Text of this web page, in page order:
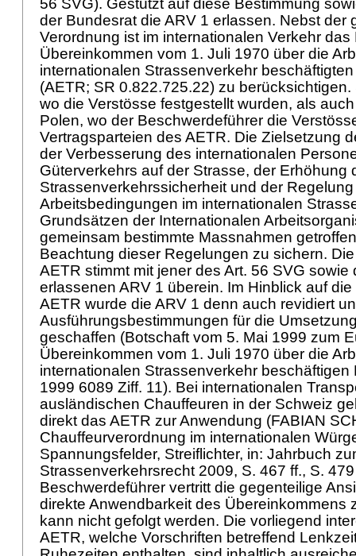
56 SVG). Gestützt auf diese Bestimmung
der Bundesrat die ARV 1 erlassen. Nebst der
Verordnung ist im internationalen Verkehr
Übereinkommen vom 1. Juli 1970 über die
internationalen Strassenverkehr
(AETR; SR 0.822.725.22) zu
wo die Verstösse festgestellt wurden, als
Polen, wo der Beschwerdeführer die
Vertragsparteien des AETR. Die Zielsetzung
der Verbesserung des internationalen
Güterverkehrs auf der Strasse, der Erhöhung
Strassenverkehrssicherheit und der
Arbeitsbedingungen im internationalen
Grundsätzen der Internationalen
gemeinsam bestimmte Massnahmen
Beachtung dieser Regelungen zu sichern.
AETR stimmt mit jener des Art. 56 SVG sowie
erlassenen ARV 1 überein. Im Hinblick auf
AETR wurde die ARV 1 denn auch revidiert
Ausführungsbestimmungen für die
geschaffen (Botschaft vom 5. Mai 1999 zum
Übereinkommen vom 1. Juli 1970 über die
internationalen Strassenverkehr beschäftigen
1999 6089 Ziff. 11). Bei internationalen
ausländischen Chauffeuren in der Schweiz
direkt das AETR zur Anwendung (FABIAN
Chauffeurverordnung im internationalen
Spannungsfelder, Streiflichter, in: Jahrbuch
Strassenverkehrsrecht 2009, S. 467 ff., S.
Beschwerdeführer vertritt die gegenteilige
direkte Anwendbarkeit des Übereinkommens
kann nicht gefolgt werden. Die vorliegend
AETR, welche Vorschriften betreffend